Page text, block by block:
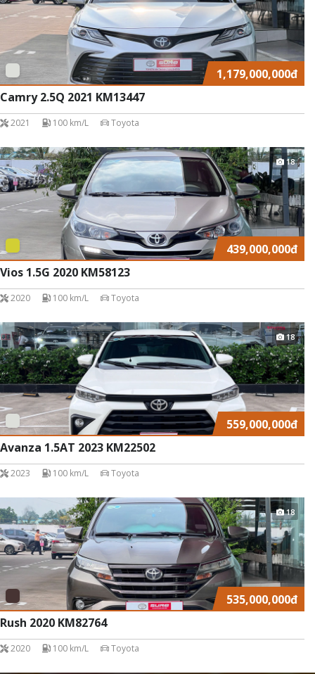
1,179,000,000đ
Camry 2.5Q 2021 KM13447
2021 100 km/L Toyota
18
439,000,000đ
Vios 1.5G 2020 KM58123
2020 100 km/L Toyota
18
559,000,000đ
Avanza 1.5AT 2023 KM22502
2023 100 km/L Toyota
18
535,000,000đ
Rush 2020 KM82764
2020 100 km/L Toyota